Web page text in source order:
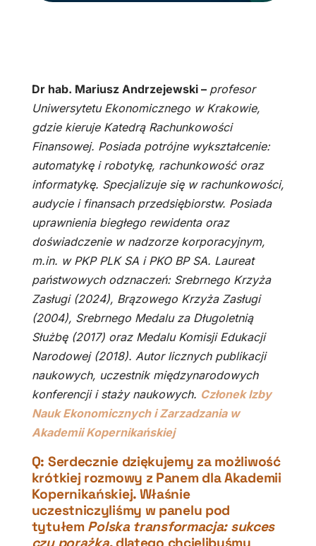
Dr hab. Mariusz Andrzejewski – profesor
Uniwersytetu Ekonomicznego w Krakowie,
gdzie kieruje Katedrą Rachunkowości
Finansowej. Posiada potrójne wykształcenie:
automatykę i robotykę, rachunkowość oraz
informatykę. Specjalizuje się w rachunkowości,
audycie i finansach przedsiębiorstw. Posiada
uprawnienia biegłego rewidenta oraz
doświadczenie w nadzorze korporacyjnym,
m.in. w PKP PLK SA i PKO BP SA. Laureat
państwowych odznaczeń: Srebrnego Krzyża
Zasługi (2024), Brązowego Krzyża Zasługi
(2004), Srebrnego Medalu za Długoletnią
Służbę (2017) oraz Medalu Komisji Edukacji
Narodowej (2018). Autor licznych publikacji
naukowych, uczestnik międzynarodowych
konferencji i staży naukowych. Członek Izby
Nauk Ekonomicznych i Zarzadzania w
Akademii Kopernikańskiej
Q: Serdecznie dziękujemy za możliwość
krótkiej rozmowy z Panem dla Akademii
Kopernikańskiej. Właśnie
uczestniczyliśmy w panelu pod
tytułem Polska transformacja: sukces